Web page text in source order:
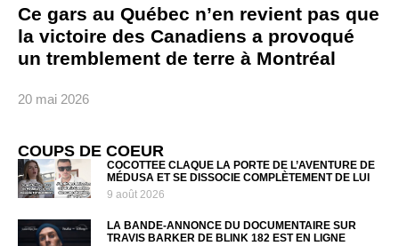
Ce gars au Québec n’en revient pas que
la victoire des Canadiens a provoqué
un tremblement de terre à Montréal
20 mai 2026
COUPS DE COEUR
COCOTTEE CLAQUE LA PORTE DE L’AVENTURE DE
MÉDUSA ET SE DISSOCIE COMPLÈTEMENT DE LUI
9 août 2026
LA BANDE-ANNONCE DU DOCUMENTAIRE SUR
TRAVIS BARKER DE BLINK 182 EST EN LIGNE